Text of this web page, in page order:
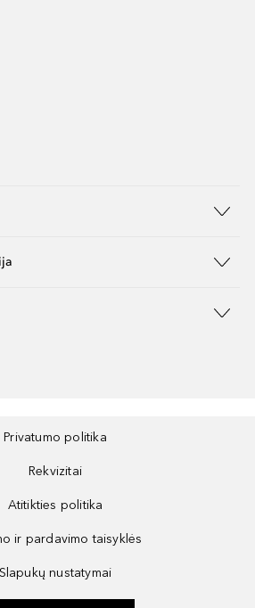
Privatumo politika
Rekvizitai
Atitikties politika
ir pardavimo taisyklės
Slapukų nustatymai